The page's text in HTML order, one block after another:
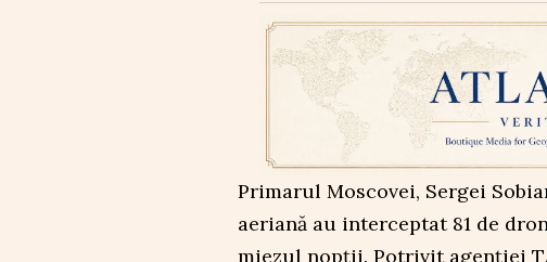
Primarul Moscovei, Sergei
aeriană au interceptat 81 de
miezul nopții. Potrivit agenției